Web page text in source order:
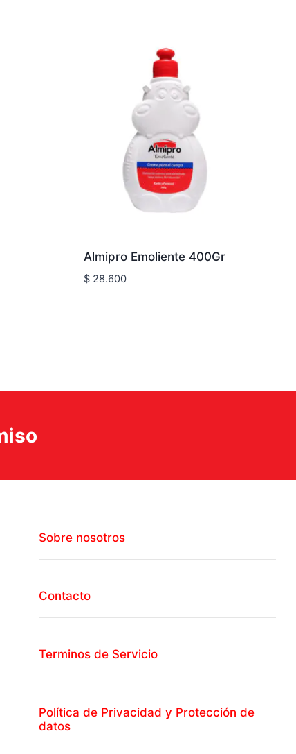
Almipro Emoliente 400Gr
$ 28.600
Sobre nosotros
Contacto
Terminos de Servicio
Política de Privacidad y Protección de
datos